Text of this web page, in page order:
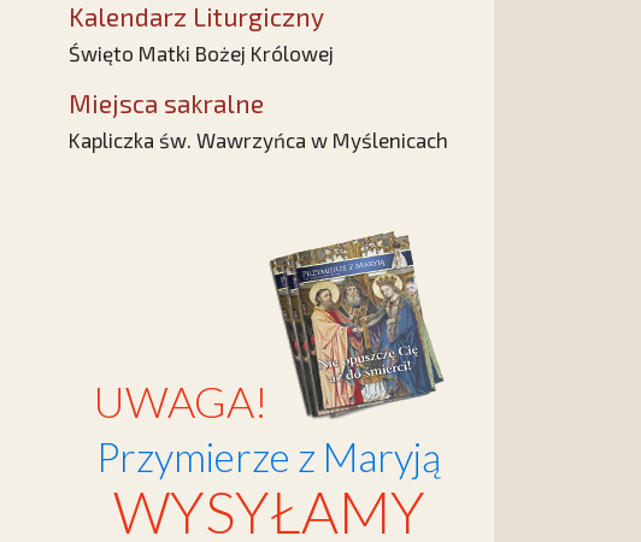
Kalendarz Liturgiczny
Święto Matki Bożej Królowej
Miejsca sakralne
Kapliczka św. Wawrzyńca w Myślenicach
UWAGA!
Przymierze z Maryją
WYSYŁAMY